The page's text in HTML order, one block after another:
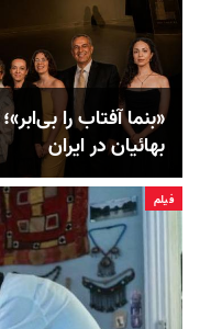
«بنما آفتاب را
بهائیان در ایران
فیلم